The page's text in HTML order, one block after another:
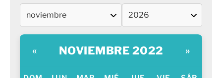
« NOVIEMBRE 2022 »